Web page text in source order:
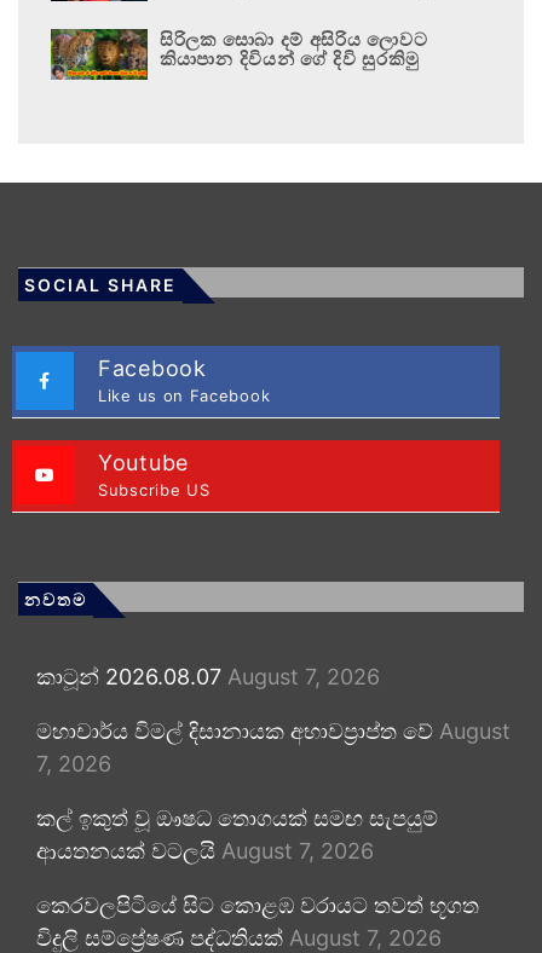
සිරිලක සොබා දම් අසිරිය ලොවට
කියාපාන දිවියන් ගේ දිවි සුරකිමු
SOCIAL SHARE
Facebook
Like us on Facebook
Youtube
Subscribe US
නවතම
කාටූන් 2026.08.07 August 7, 2026
මහාචාර්ය විමල් දිසානායක අභාවප්‍රාප්ත වේ August
7, 2026
කල් ඉකුත් වූ ඖෂධ තොගයක් සමඟ සැපයුම්
ආයතනයක් වටලයි August 7, 2026
කෙරවලපිටියේ සිට කොළඹ වරායට තවත් භූගත
විදුලි සම්ප්‍රේෂණ පද්ධතියක් August 7, 2026